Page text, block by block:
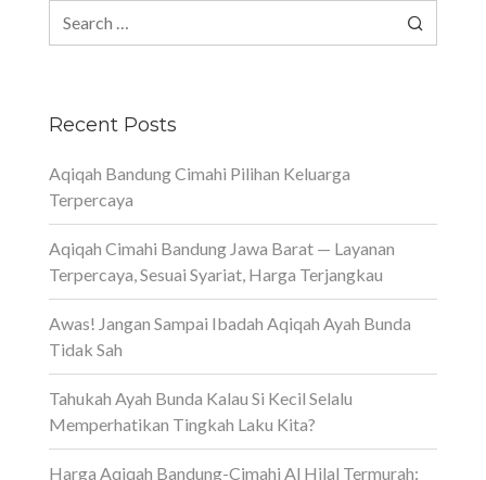
Recent Posts
Aqiqah Bandung Cimahi Pilihan Keluarga
Terpercaya
Aqiqah Cimahi Bandung Jawa Barat — Layanan
Terpercaya, Sesuai Syariat, Harga Terjangkau
Awas! Jangan Sampai Ibadah Aqiqah Ayah Bunda
Tidak Sah
Tahukah Ayah Bunda Kalau Si Kecil Selalu
Memperhatikan Tingkah Laku Kita?
Harga Aqiqah Bandung-Cimahi Al Hilal Termurah: